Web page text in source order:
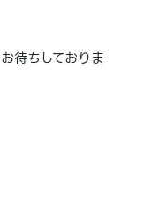
待ちしておりま